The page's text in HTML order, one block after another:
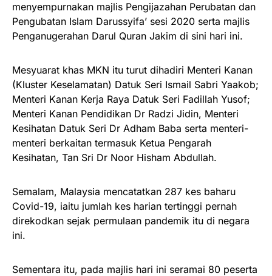
menyempurnakan majlis Pengijazahan Perubatan dan
Pengubatan Islam Darussyifa’ sesi 2020 serta majlis
Penganugerahan Darul Quran Jakim di sini hari ini.
Mesyuarat khas MKN itu turut dihadiri Menteri Kanan
(Kluster Keselamatan) Datuk Seri Ismail Sabri Yaakob;
Menteri Kanan Kerja Raya Datuk Seri Fadillah Yusof;
Menteri Kanan Pendidikan Dr Radzi Jidin, Menteri
Kesihatan Datuk Seri Dr Adham Baba serta menteri-
menteri berkaitan termasuk Ketua Pengarah
Kesihatan, Tan Sri Dr Noor Hisham Abdullah.
Semalam, Malaysia mencatatkan 287 kes baharu
Covid-19, iaitu jumlah kes harian tertinggi pernah
direkodkan sejak permulaan pandemik itu di negara
ini.
Sementara itu, pada majlis hari ini seramai 80 peserta